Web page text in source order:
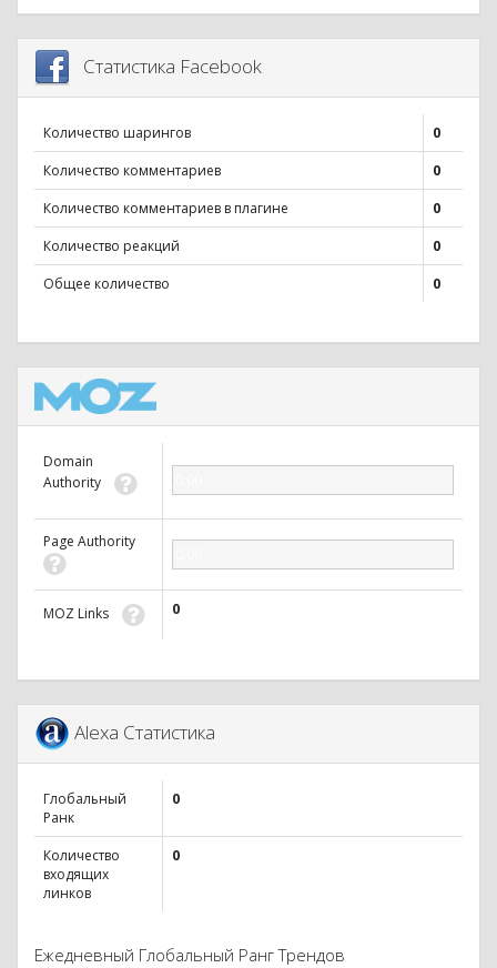
Статистика Facebook
Количество шарингов
0
Количество комментариев
0
Количество комментариев в плагине
0
Количество реакций
0
Общее количество
0
Domain
Authority
Page Authority
MOZ Links 0
Alexa Статистика
Глобальный
Ранк
0
Количество
входящих
линков
0
Ежедневный Глобальный Ранг Трендов